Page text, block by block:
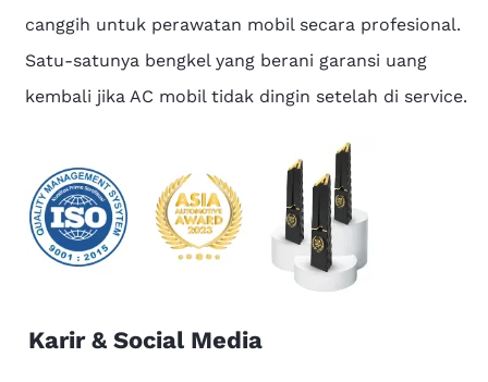
canggih untuk perawatan mobil secara profesional.
Satu-satunya bengkel yang berani garansi uang
kembali jika AC mobil tidak dingin setelah di service.
Karir & Social Media